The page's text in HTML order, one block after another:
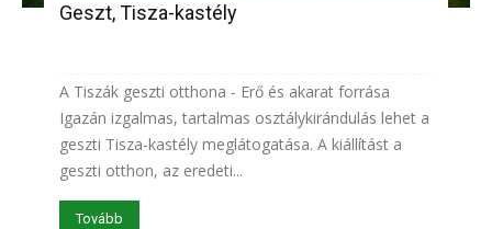
Geszt, Tisza-kastély
A Tiszák geszti otthona - Erő és akarat forrása
Igazán izgalmas, tartalmas osztálykirándulás lehet a
geszti Tisza-kastély meglátogatása. A kiállítást a
geszti otthon, az eredeti...
Tovább